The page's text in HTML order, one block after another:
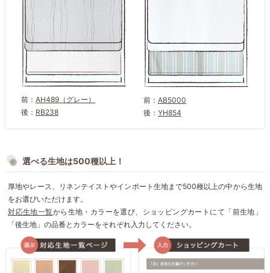
前：AH489（グレー）
後： RB238
前：AB5000
後：YH854
AH579（イエロー）
前：AH578（ブラウン）
前：YS7001
前：YH811
選べる生地は500種以上！
厚地やレース、リネンテイストやインポート生地まで500種以上の中から生地
をお選びいただけます。
対応生地一覧から生地・カラーを選び、ショッピングカートにて「前生地」
「後生地」の品番とカラーをそれぞれ入力してください。